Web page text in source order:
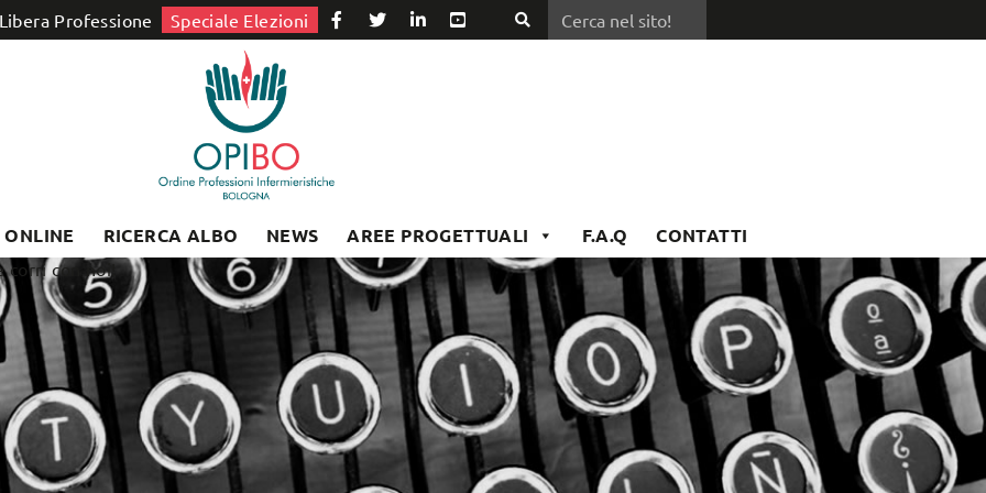
Libera Professione Speciale Elezioni
Cerca
ONLINE RICERCA ALBO NEWS AREE PROGETTUALI F.A.Q CONTATTI